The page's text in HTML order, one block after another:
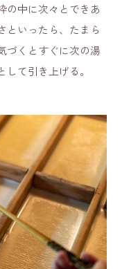
の中に次々とできあ
といったら、たまら
づくとすぐに次の湯
て引き上げる。